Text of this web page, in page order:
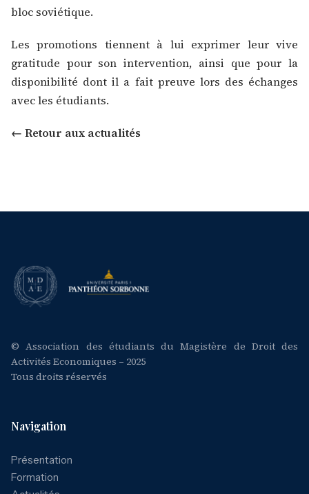
bloc soviétique.
Les promotions tiennent à lui exprimer leur vive
gratitude pour son intervention, ainsi que pour la
disponibilité dont il a fait preuve lors des échanges
avec les étudiants.
← Retour aux actualités
© Association des étudiants du Magistère de Droit des
Activités Economiques – 2025
Tous droits réservés
Navigation
Présentation
Formation